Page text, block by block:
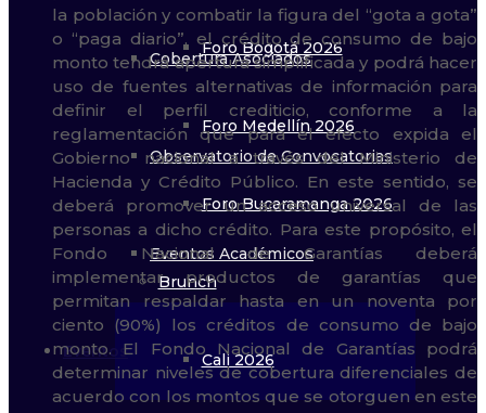
Foro Bogotá 2026
Foro Medellín 2026
Foro Bucaramanga 2026
Brunch
Cali 2026
Cobertura Asociados
Observatorio de Convocatorias
Eventos Académicos
Eventos